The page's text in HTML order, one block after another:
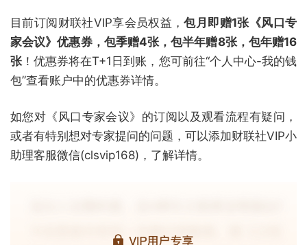
目前订阅财联社VIP享会员权益，包月即赠1张《风口专
家会议》优惠券，包季赠4张，包半年赠8张，包年赠16
张！优惠券将在T+1日到账，您可前往“个人中心-我的钱
包”查看账户中的优惠券详情。
如您对《风口专家会议》的订阅以及观看流程有疑问，
或者有特别想对专家提问的问题，可以添加财联社VIP小
助理客服微信(clsvip168)，了解详情。